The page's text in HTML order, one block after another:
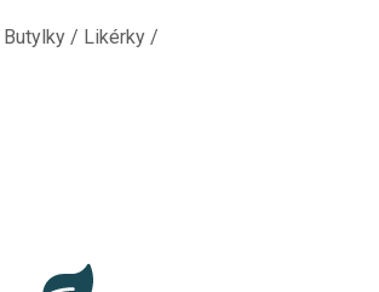
Butylky / Likérky /